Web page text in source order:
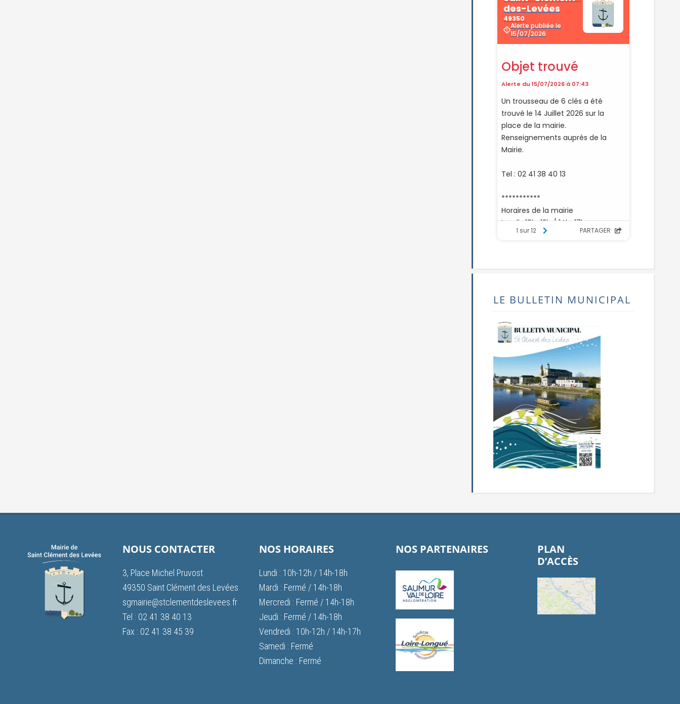
LE BULLETIN MUNICIPAL
NOUS CONTACTER
3, Place Michel Pruvost
49350 Saint Clément des Levées
sgmairie@stclementdeslevees.fr
Tel : 02 41 38 40 13
Fax : 02 41 38 45 39
NOS HORAIRES
Lundi : 10h-12h / 14h-18h
Mardi : Fermé / 14h-18h
Mercredi : Fermé / 14h-18h
Jeudi : Fermé / 14h-18h
Vendredi : 10h-12h / 14h-17h
Samedi : Fermé
Dimanche : Fermé
NOS PARTENAIRES
PLAN
D’ACCÈS